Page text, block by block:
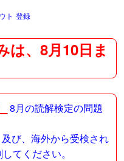
ト 登録
、8月10日ま
8月の読解検定の問題
び、海外から受検され
てください。